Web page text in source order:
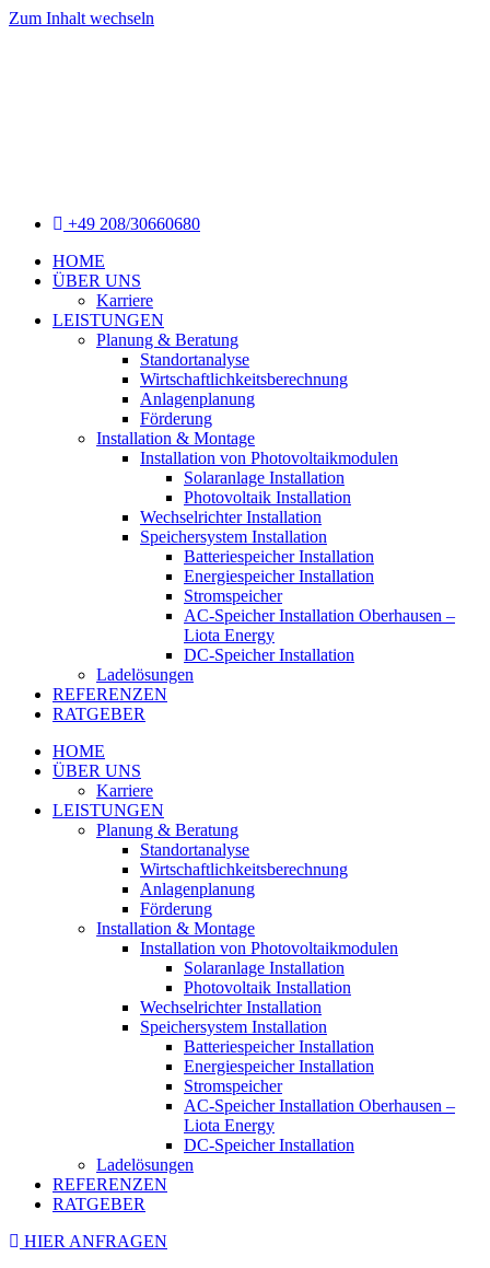
Zum Inhalt wechseln
+49 208/30660680
HOME
ÜBER UNS
Karriere
LEISTUNGEN
Planung & Beratung
Standortanalyse
Wirtschaftlichkeitsberechnung
Anlagenplanung
Förderung
Installation & Montage
Installation von Photovoltaikmodulen
Solaranlage Installation
Photovoltaik Installation
Wechselrichter Installation
Speichersystem Installation
Batteriespeicher Installation
Energiespeicher Installation
Stromspeicher
AC-Speicher Installation Oberhausen –
Liota Energy
DC-Speicher Installation
Ladelösungen
REFERENZEN
RATGEBER
HOME
ÜBER UNS
Karriere
LEISTUNGEN
Planung & Beratung
Standortanalyse
Wirtschaftlichkeitsberechnung
Anlagenplanung
Förderung
Installation & Montage
Installation von Photovoltaikmodulen
Solaranlage Installation
Photovoltaik Installation
Wechselrichter Installation
Speichersystem Installation
Batteriespeicher Installation
Energiespeicher Installation
Stromspeicher
AC-Speicher Installation Oberhausen –
Liota Energy
DC-Speicher Installation
Ladelösungen
REFERENZEN
RATGEBER
HIER ANFRAGEN